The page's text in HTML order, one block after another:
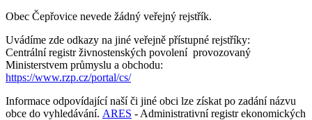
Obec Čepřovice nevede žádný veřejný rejstřík.
Uvádíme zde odkazy na jiné veřejně přístupné rejstříky:
Centrální registr živnostenských povolení provozovaný
Ministerstvem průmyslu a obchodu:
https://www.rzp.cz/portal/cs/
Informace odpovídající naší či jiné obci lze získat po zadání názvu
obce do vyhledávání. ARES - Administrativní registr ekonomických